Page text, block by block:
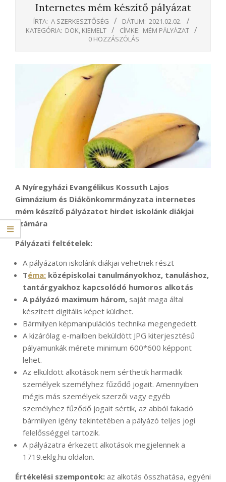
Internetes mém készítő pályázat
ÍRTA: A SZERKESZTŐSÉG DÁTUM: 2021.02.02.
KATEGÓRIA: DÖK, KIEMELT CÍMKE: MÉM PÁLYÁZAT
0 HOZZÁSZÓLÁS
A Nyíregyházi Evangélikus Kossuth Lajos
Gimnázium és Diákönkomrmányzata internetes
mém készítő pályázatot hirdet iskolánk diákjai
számára
Pályázati feltételek:
A pályázaton iskolánk diákjai vehetnek részt
Téma: középiskolai tanulmányokhoz, tanuláshoz,
tantárgyakhoz kapcsolódó humoros alkotás
A pályázó maximum három, saját maga által
készített digitális képet küldhet.
Bármilyen képmanipulációs technika megengedett.
A kizárólag e-mailben beküldött JPG kiterjesztésű
pályamunkák mérete minimum 600*600 képpont
lehet.
Az elküldött alkotások nem sérthetik harmadik
személyek személyhez fűződő jogait. Amennyiben
mégis más személyek szerzői vagy egyéb
személyhez fűződő jogait sértik, az abból fakadó
bármilyen igény tekintetében a pályázó teljes jogi
felelősséggel tartozik.
A pályázatra érkezett alkotások megjelennek a
1719.eklg.hu oldalon.
Értékelési szempontok: az alkotás összhatása, egyéni